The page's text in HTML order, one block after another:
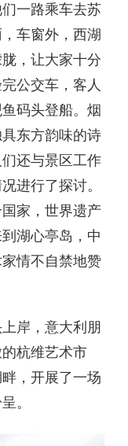
一路乘车去苏
车窗外，西湖
，让大家十分
公交车，客人
码头登船。烟
东方韵味的诗
还与景区工作
进行了探讨。
家，世界遗产
湖心亭岛，中
情不自禁地赞
岸，意大利朋
杭维艺术市
，开展了一场
。